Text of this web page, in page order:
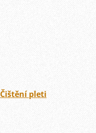
Čištění pleti